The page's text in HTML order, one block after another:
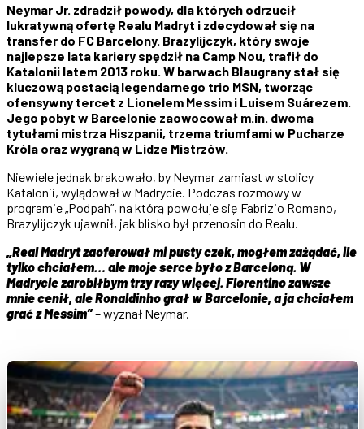
Neymar Jr. zdradził powody, dla których odrzucił
lukratywną ofertę Realu Madryt i zdecydował się na
transfer do FC Barcelony. Brazylijczyk, który swoje
najlepsze lata kariery spędził na Camp Nou, trafił do
Katalonii latem 2013 roku. W barwach Blaugrany stał się
kluczową postacią legendarnego trio MSN, tworząc
ofensywny tercet z Lionelem Messim i Luisem Suárezem.
Jego pobyt w Barcelonie zaowocował m.in. dwoma
tytułami mistrza Hiszpanii, trzema triumfami w Pucharze
Króla oraz wygraną w Lidze Mistrzów.
Niewiele jednak brakowało, by Neymar zamiast w stolicy
Katalonii, wylądował w Madrycie. Podczas rozmowy w
programie „Podpah”, na którą powołuje się Fabrizio Romano,
Brazylijczyk ujawnił, jak blisko był przenosin do Realu.
„Real Madryt zaoferował mi pusty czek, mogłem zażądać, ile
tylko chciałem… ale moje serce było z Barceloną. W
Madrycie zarobiłbym trzy razy więcej. Florentino zawsze
mnie cenił, ale Ronaldinho grał w Barcelonie, a ja chciałem
grać z Messim”– wyznał Neymar.